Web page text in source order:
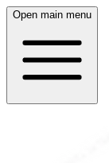
Open main menu